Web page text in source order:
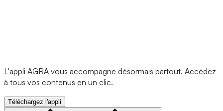
L'appli AGRA vous accompagne désormais partout. Accédez
à tous vos contenus en un clic.
Téléchargez l'appli